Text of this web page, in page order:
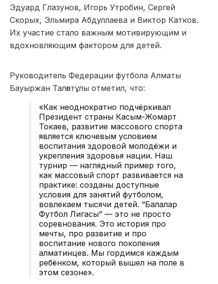
Эдуард Глазунов, Игорь Утробин, Сергей
Скорых, Эльмира Абдуллаева и Виктор Катков.
Их участие стало важным мотивирующим и
вдохновляющим фактором для детей.
Руководитель Федерации футбола Алматы
Бауыржан Талғатұлы отметил, что:
«Как неоднократно подчёркивал
Президент страны Касым-Жомарт
Токаев, развитие массового спорта
является ключевым условием
воспитания здоровой молодёжи и
укрепления здоровья нации. Наш
турнир — наглядный пример того,
как массовый спорт развивается на
практике: созданы доступные
условия для занятий футболом,
вовлекаем тысячи детей. “Балалар
Футбол Лигасы” — это не просто
соревнования. Это история про
мечты, про развитие и про
воспитание нового поколения
алматинцев. Мы гордимся каждым
ребёнком, который вышел на поле в
этом сезоне».